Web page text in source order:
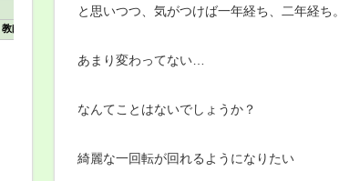
世
狙
っ
る
選
手
と思いつつ、気がつけば一年経ち、二年経ち。
あまり変わってない…
なんてことはないでしょうか？
綺麗な一回転が回れるようになりたい